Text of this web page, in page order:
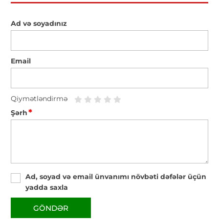
Ad və soyadınız
Email
Qiymətləndirmə
Şərh*
Ad, soyad və email ünvanımı növbəti dəfələr üçün
yadda saxla
GÖNDƏR